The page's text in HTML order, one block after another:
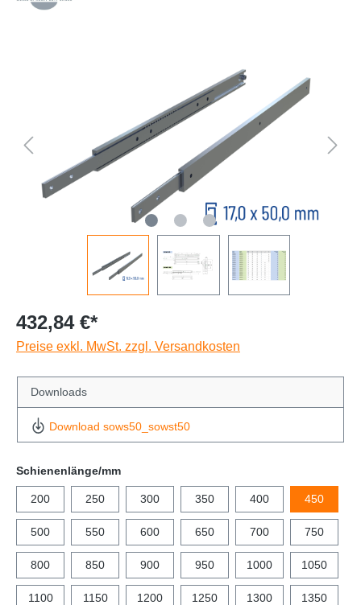
432,84 €*
Preise exkl. MwSt. zzgl. Versandkosten
Downloads
Download sows50_sowst50
Schienenlänge/mm
200 250 300 350 400 450
500 550 600 650 700 750
800 850 900 950 1000 1050
1100 1150 1200 1250 1300 1350